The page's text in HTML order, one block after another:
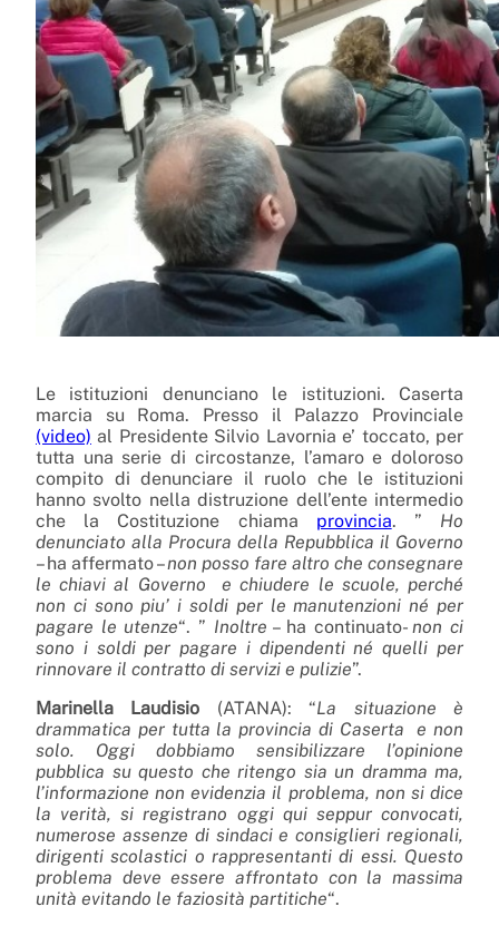
Le istituzioni denunciano le istituzioni. Caserta
marcia su Roma. Presso il Palazzo Provinciale
(video) al Presidente Silvio Lavornia e’ toccato, per
tutta una serie di circostanze, l’amaro e doloroso
compito di denunciare il ruolo che le istituzioni
hanno svolto nella distruzione dell’ente intermedio
che la Costituzione chiama provincia. ” Ho
denunciato alla Procura della Repubblica il Governo
– ha affermato –non posso fare altro che consegnare
le chiavi al Governo e chiudere le scuole, perché
non ci sono piu’ i soldi per le manutenzioni né per
pagare le utenze“. ” Inoltre – ha continuato-non ci
sono i soldi per pagare i dipendenti né quelli per
rinnovare il contratto di servizi e pulizie”.
Marinella Laudisio (ATANA): “La situazione è
drammatica per tutta la provincia di Caserta e non
solo. Oggi dobbiamo sensibilizzare l’opinione
pubblica su questo che ritengo sia un dramma ma,
l’informazione non evidenzia il problema, non si dice
la verità, si registrano oggi qui seppur convocati,
numerose assenze di sindaci e consiglieri regionali,
dirigenti scolastici o rappresentanti di essi. Questo
problema deve essere affrontato con la massima
unità evitando le faziosità partitiche“.